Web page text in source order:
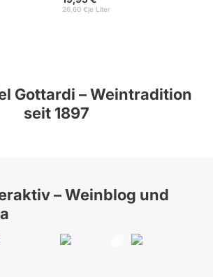
je Liter
26,60 €
Gottardi – Weintradition
seit 1897
– Weinblog und